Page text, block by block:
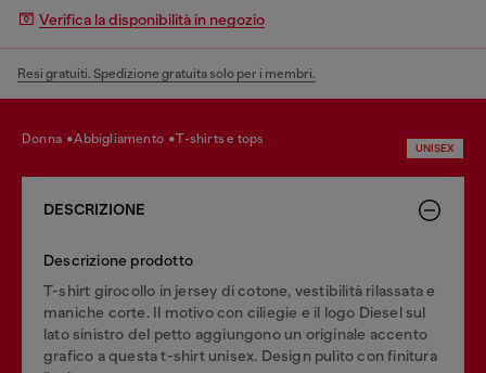
Verifica la disponibilità in negozio
Resi gratuiti. Spedizione gratuita solo per i membri.
donna abbigliamento t-shirts e tops
UNISEX
DESCRIZIONE
Descrizione prodotto
T-shirt girocollo in jersey di cotone, vestibilità rilassata e
maniche corte. Il motivo con ciliegie e il logo Diesel sul
lato sinistro del petto aggiungono un originale accento
grafico a questa t-shirt unisex. Design pulito con finitura